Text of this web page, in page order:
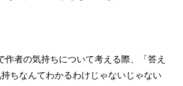
作者の気持ちについて考える際、「答え
ちなんてわかるわけじゃないじゃない